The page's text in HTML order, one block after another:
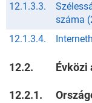
12.1.3.3.
száma (
12.1.3.4.
12.2. Évközi
12.2.1.